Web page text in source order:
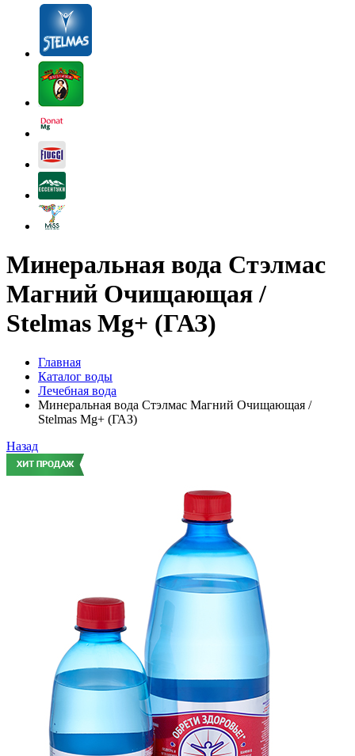
Минеральная вода Стэлмас
Магний Очищающая /
Stelmas Mg+ (ГАЗ)
Главная
Каталог воды
Лечебная вода
Минеральная вода Стэлмас Магний Очищающая /
Stelmas Mg+ (ГАЗ)
Назад